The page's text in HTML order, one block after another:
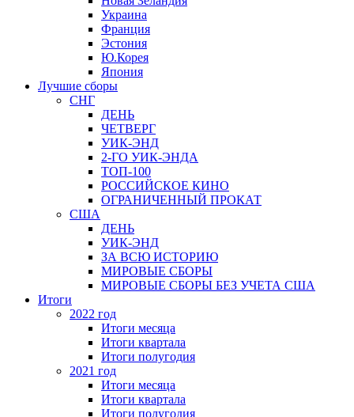
Украина
Франция
Эстония
Ю.Корея
Япония
Лучшие сборы
СНГ
ДЕНЬ
ЧЕТВЕРГ
УИК-ЭНД
2-ГО УИК-ЭНДА
ТОП-100
РОССИЙСКОЕ КИНО
ОГРАНИЧЕННЫЙ ПРОКАТ
США
ДЕНЬ
УИК-ЭНД
ЗА ВСЮ ИСТОРИЮ
МИРОВЫЕ СБОРЫ
МИРОВЫЕ СБОРЫ БЕЗ УЧЕТА США
Итоги
2022 год
Итоги месяца
Итоги квартала
Итоги полугодия
2021 год
Итоги месяца
Итоги квартала
Итоги полугодия